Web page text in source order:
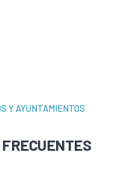
Y AYUNTAMIENTOS